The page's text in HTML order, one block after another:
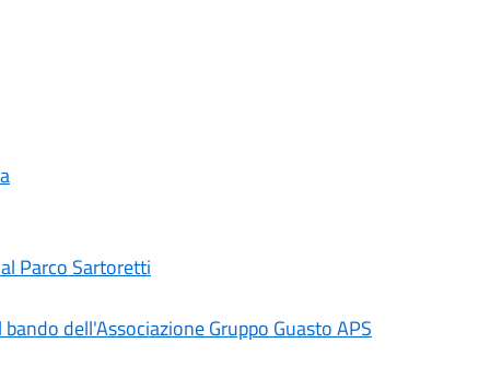
Parco Sartoretti
dell'Associazione Gruppo Guasto APS